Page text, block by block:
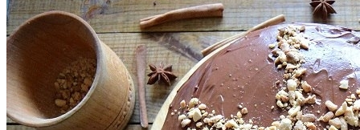
Паста С Семгой В Сливочном Соусе